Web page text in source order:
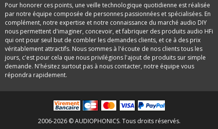
Pour honorer ces points, une veille technologique quotidienne est réalisée
par notre équipe composée de personnes passionnées et spécialisées. En
complément, notre expertise et notre connaissance du marché audio DIY
nous permettent d'imaginer, concevoir, et fabriquer des produits audio HFi
qui ont pour seul but de combler les demandes clients, et ce à des prix
véritablement attractifs. Nous sommes à l'écoute de nos clients tous les
jours, c'est pour cela que nous privilégions l'ajout de produits sur simple
demande. N'hésitez surtout pas à nous contacter, notre équipe vous
répondra rapidement.
2006-2026 © AUDIOPHONICS. Tous droits réservés.